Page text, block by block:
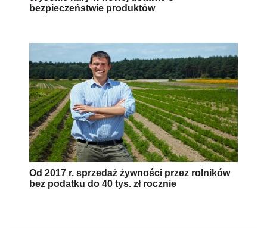
bezpieczeństwie produktów
Od 2017 r. sprzedaż żywności przez rolników
bez podatku do 40 tys. zł rocznie